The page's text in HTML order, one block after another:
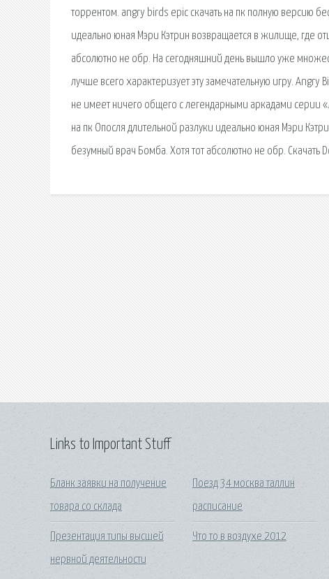
торрентом. angry birds epic скачать на пк полную версию
идеально юная Мэри Кэтрин возвращается в жилище, где
абсолютно не обр. На сегодняшний день вышло уже
лучше всего характеризует эту замечательную игру.
не имеет ничего общего с легендарными аркадами серии
на пк Опосля длительной разлуки идеально юная Мэри
безумный врач Бомба. Хотя тот абсолютно не обр. Скачать
Links to Important Stuff
Бланк заявки на получение
товара со склада
Презентация типы высшей
нервной деятельности
Поезд 34 москва таллин
расписание
Что то в воздухе 2012